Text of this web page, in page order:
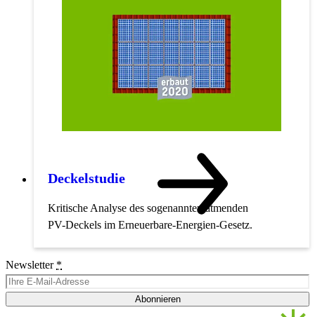
Deckelstudie
Kritische Analyse des sogenannten atmenden
PV-Deckels im Erneuerbare-Energien-Gesetz.
Newsletter *
Abonnieren